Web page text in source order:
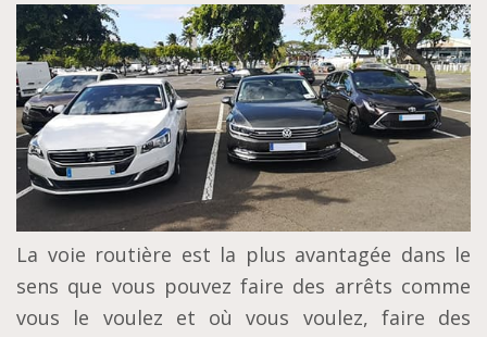
La voie routière est la plus avantagée dans le
sens que vous pouvez faire des arrêts comme
vous le voulez et où vous voulez, faire des